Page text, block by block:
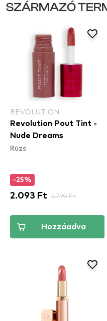
SZÁRMAZÓ
REVOLUTION
Revolution Pout Tint -
Nude Dreams
Rúzs
-25%
2.093 Ft 2.790 Ft
Hozzáadva